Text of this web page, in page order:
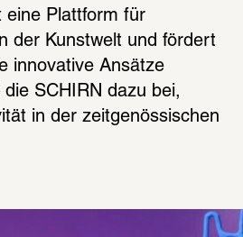
eine Plattform für
der Kunstwelt und fördert
innovative Ansätze
SCHIRN dazu bei,
in der zeitgenössischen